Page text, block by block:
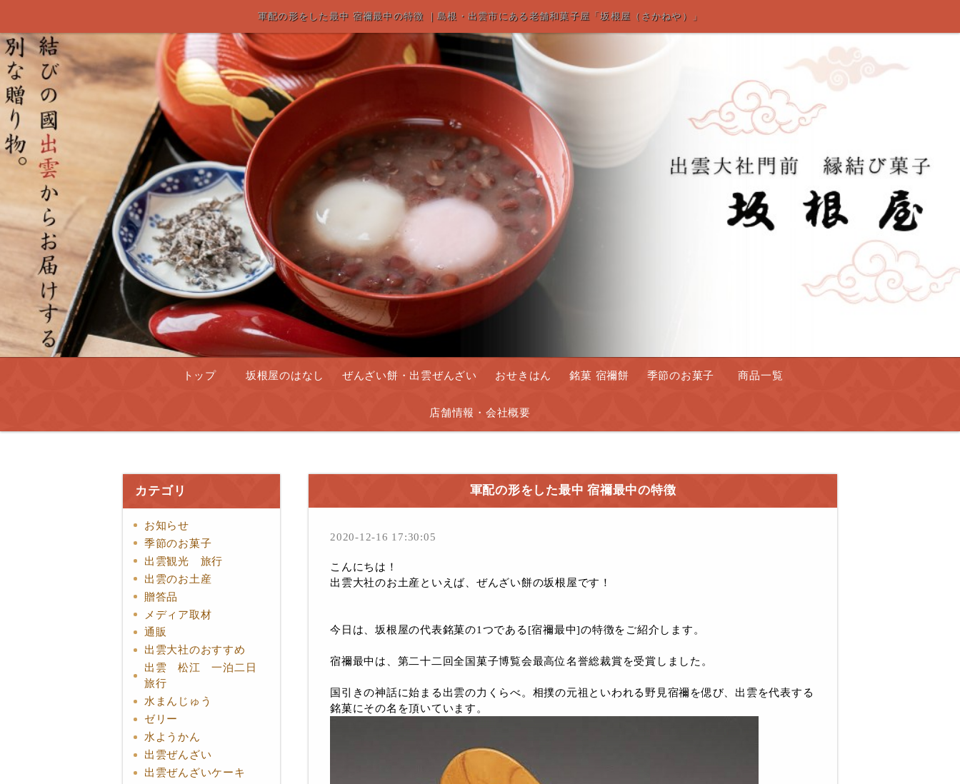
軍配の形をした最中 宿禰最中の特徴 ｜島根・出雲市にある老舗和菓子屋「坂根屋（さかねや）」
トップ 坂根屋のはなし ぜんざい餅・出雲ぜんざい おせきはん 銘菓 宿禰餅 季節のお菓子 商品一覧
店舗情報・会社概要
カテゴリ
お知らせ
季節のお菓子
出雲観光 旅行
出雲のお土産
贈答品
メディア取材
通販
出雲大社のおすすめ
出雲 松江 一泊二日
旅行
水まんじゅう
ゼリー
水ようかん
出雲ぜんざい
出雲ぜんざいケーキ
軍配の形をした最中 宿禰最中の特徴
2020-12-16 17:30:05
こんにちは！
出雲大社のお土産といえば、ぜんざい餅の坂根屋です！
今日は、坂根屋の代表銘菓の1つである[宿禰最中]の特徴をご紹介します。
宿禰最中は、第二十二回全国菓子博覧会最高位名誉総裁賞を受賞しました。
国引きの神話に始まる出雲の力くらべ。相撲の元祖といわれる野見宿禰を偲び、出雲を代表する
銘菓にその名を頂いています。